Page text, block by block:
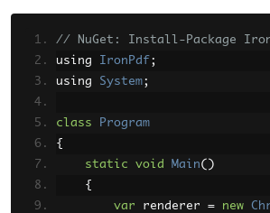
// NuGet: Install-Package
using IronPdf ;
using System;
class
Program
{
static
void Main()
{
var renderer = new